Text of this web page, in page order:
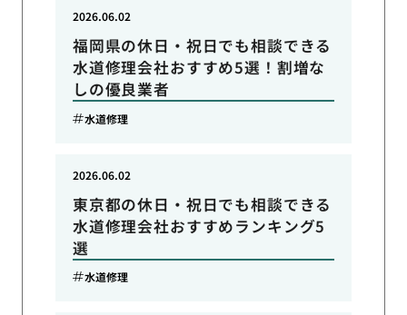
福岡県の休日・祝日でも相談できる
水道修理会社おすすめ5選！割増な
しの優良業者
2026.06.02
水道修理
東京都の休日・祝日でも相談できる
水道修理会社おすすめランキング5
選
2026.06.02
水道修理